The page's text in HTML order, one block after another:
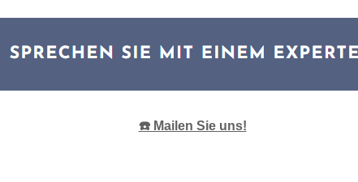
☎️ Mailen Sie uns!